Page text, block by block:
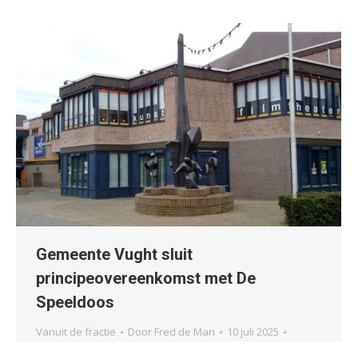
Gemeente Vught sluit
principeovereenkomst met De
Speeldoos
Vanuit de fractie Door Fred de Man
10 juli 2025